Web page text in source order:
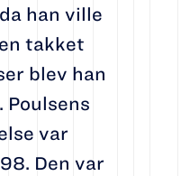
han ville
takket
blev han
var
Den var